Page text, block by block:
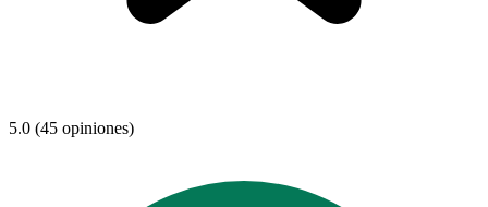
5.0 (45 opiniones)